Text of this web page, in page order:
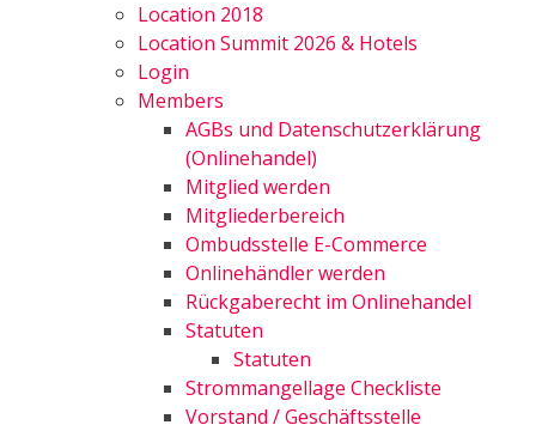
Location 2018
Location Summit 2026 & Hotels
Login
Members
AGBs und Datenschutzerklärung
(Onlinehandel)
Mitglied werden
Mitgliederbereich
Ombudsstelle E-Commerce
Onlinehändler werden
Rückgaberecht im Onlinehandel
Statuten
Statuten
Strommangellage Checkliste
Vorstand / Geschäftsstelle